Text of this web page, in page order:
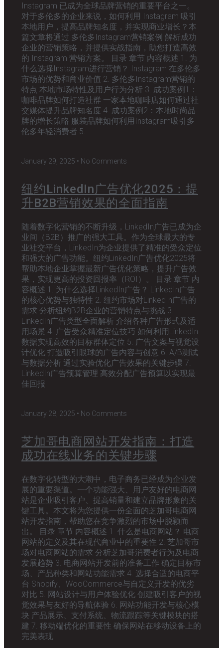
Instagram 已成为全球品牌营销的重要平台之一。
对于多伦多的企业来说，如何利用 Instagram 吸引
本地用户，提高品牌知名度，并实现商业增长？本
篇文章将通过 多伦多Instagram营销案例 解析成功
企业的营销策略，并提供实战指南，助您打造高效
的 Instagram 营销方案。 目录 章节 内容概述 1. 为
什么选择Instagram进行营销？ Instagram 在多伦多
市场的优势和商业价值 2. 多伦多Instagram营销的
特点 本地市场特性及用户行为分析 3. 成功案例1：
咖啡品牌如何打造社群 一家本地咖啡店如何通过社
交媒体提升品牌知名度 4. 成功案例2：本地时尚品
牌的增长策略 服装品牌如何利用Instagram吸引多
伦多年轻消费者 5.
January 29, 2025 No Comments
纽约LinkedIn广告优化2025：提
升B2B营销效果的全面指南
随着数字化营销的不断升级，LinkedIn广告已成为企
业间（B2B）推广的强大工具。作为全球最大的专
业社交平台，LinkedIn为企业提供了精准的受众定位
和强大的广告功能。纽约LinkedIn广告优化2025将
帮助本地企业掌握最新广告优化策略，提升广告效
果，实现更高的投资回报率（ROI）。 目录 章节 内
容概述 1. 为什么选择LinkedIn广告？ LinkedIn广告
的核心优势与独特性 2. 纽约市场对LinkedIn广告的
需求 分析纽约B2B企业的营销特点与挑战 3.
LinkedIn广告类型全面解析 介绍各种广告形式及适
用场景 4. 广告受众精准定位技巧 如何利用LinkedIn
数据实现高效的目标群体定位 5. 广告文案与视觉设
计优化 打造吸引眼球的广告内容与创意 6. A/B测试
与数据分析 通过实验优化广告效果的关键步骤 7.
LinkedIn广告预算管理 高效分配广告预算以实现最
佳回报
January 28, 2025 No Comments
芝加哥电商网站开发指南：打造
成功在线业务的关键步骤
在数字化转型的大潮中，电子商务已经成为企业发
展的重要渠道。一个功能强大、用户友好的电商网
站是企业吸引客户、提高销量和建立品牌形象的关
键工具。本文将为您提供一份全面的芝加哥电商网
站开发指南，帮助您在竞争激烈的市场中脱颖而
出。 目录 章节 内容概述 1. 什么是电商网站？ 电商
网站的定义及其在现代商业中的重要性 2. 芝加哥市
场对电商网站的需求 分析芝加哥消费者行为及电商
发展趋势 3. 电商网站开发前的准备工作 确定目标市
场、产品种类和网站功能需求 4. 选择合适的电商平
台 Shopify、WooCommerce与自定义开发的优劣
对比 5. 网站设计与用户体验优化 创建吸引客户的视
觉效果与友好的导航体验 6. 网站功能开发与核心模
块 产品展示、支付系统、物流跟踪等关键模块的搭
建 7. 移动端优化的重要性 确保网站在移动设备上的
完美表现